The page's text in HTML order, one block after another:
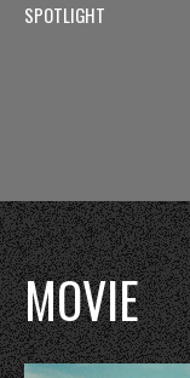
SPOTLIGHT
MOVIE